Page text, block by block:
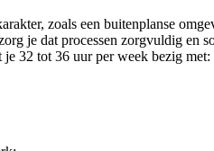
zoals een buitenplanse
je dat processen zorgvuldig en
je 32 tot 36 uur per week bezig met: